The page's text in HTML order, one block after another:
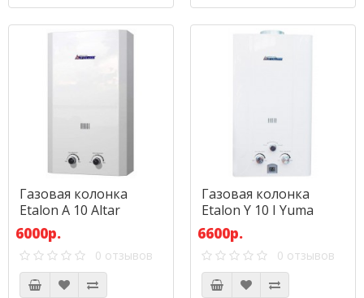
Газовая колонка
Etalon A 10 Altar
6000р.
0 отзывов
Газовая колонка
Etalon Y 10 I Yuma
6600р.
0 отзывов